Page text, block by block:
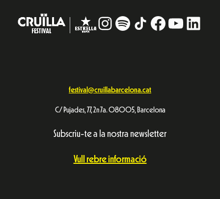
Instagram
# TikTokFacebook
festival@cruillabarcelona.cat
C/ Pujades, 77, 2n 7a. 08005, Barcelona
Subscriu-te a la nostra newsletter
Vull rebre informació